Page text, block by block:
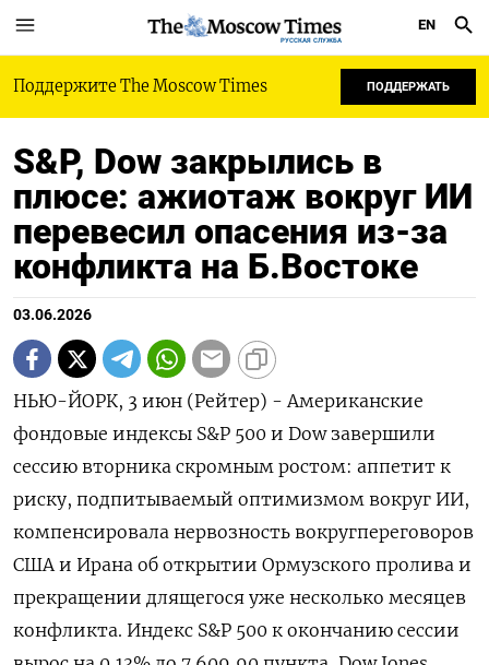
РУССКАЯ СЛУЖБА
EN
Поддержите The Moscow Times ПОДДЕРЖАТЬ
S&P, Dow закрылись в
плюсе: ажиотаж вокруг ИИ
перевесил опасения из-за
конфликта на Б.Востоке
03.06.2026
НЬЮ-ЙОРК, 3 июн (Рейтер) - Американские
фондовые индексы S&P 500 ‌и Dow завершили
сессию вторника скромным ростом: ​аппетит к ​
риску, подпитываемый ​оптимизмом вокруг ⁠ИИ,
‌компенсировала нервозность вокругпереговоров
‌США и Ирана об открытии ​Ормузского пролива и
‌прекращении длящегося уже ​несколько месяцев
конфликта. Индекс ‌S&P 500 к окончанию сессии